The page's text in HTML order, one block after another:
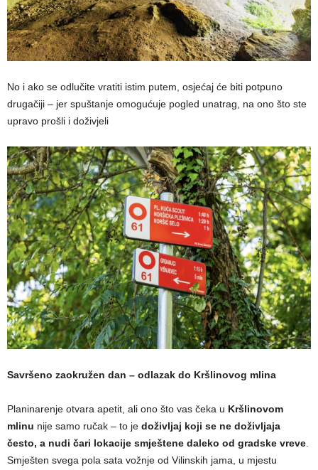
No i ako se odlučite vratiti istim putem, osjećaj će biti potpuno
drugačiji – jer spuštanje omogućuje pogled unatrag, na ono što ste
upravo prošli i doživjeli
Savršeno zaokružen dan – odlazak do Kršlinovog mlina
Planinarenje otvara apetit, ali ono što vas čeka u Kršlinovom
mlinu nije samo ručak – to je doživljaj koji se ne doživljaja
često, a nudi čari lokacije smještene daleko od gradske vreve
Smješten svega pola sata vožnje od Vilinskih jama, u mjestu